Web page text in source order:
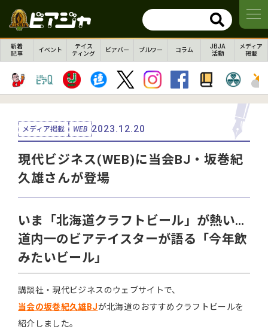
新着
記事
イベント
テイス
ティング
ビアバー ブルワー コラム
JBJA
活動
メディア
掲載
メディア掲載 WEB 2023.12.20
現代ビジネス(WEB)に当会BJ・坂巻紀
久雄さんが登場
いま「北海道クラフトビール」が熱い…
道内一のビアテイスターが語る「今年飲
みたいビール」
講談社・現代ビジネスのウェブサイトで、
当会の坂巻紀久雄BJが北海道のおすすめクラフトビールを
紹介しました。